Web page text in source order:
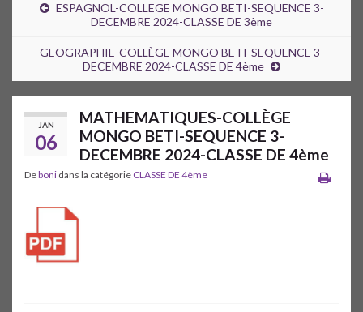
ESPAGNOL-COLLEGE MONGO BETI-SEQUENCE 3-
DECEMBRE 2024-CLASSE DE 3ème
GEOGRAPHIE-COLLÈGE MONGO BETI-SEQUENCE 3-
DECEMBRE 2024-CLASSE DE 4ème
JAN
06
MATHEMATIQUES-COLLÈGE
MONGO BETI-SEQUENCE 3-
DECEMBRE 2024-CLASSE DE 4ème
Deboni dans la catégorie CLASSE DE 4ème